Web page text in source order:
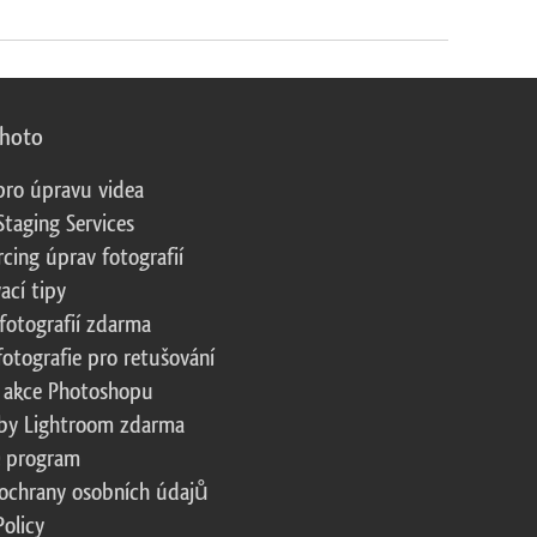
úpravu videa
Services
úprav fotografií
tipy
zdarma
pro retušování
Photoshopu
Lightroom zdarma
osobních údajů